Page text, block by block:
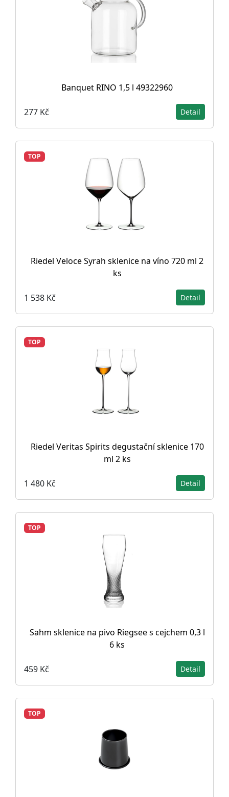
Banquet RINO 1,5 l 49322960
277 Kč Detail
TOP
Riedel Veloce Syrah sklenice na víno 720 ml 2
ks
1 538 Kč Detail
TOP
Riedel Veritas Spirits degustační sklenice 170
ml 2 ks
1 480 Kč Detail
TOP
Sahm sklenice na pivo Riegsee s cejchem 0,3 l
6 ks
459 Kč Detail
TOP